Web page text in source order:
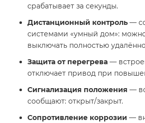
срабатывает за секунды.
Дистанционный контроль —
системами «умный дом»:
выключать полностью
Защита от перегрева —
отключает привод при
Сигнализация положения —
сообщают: открыт/закрыт.
Сопротивление коррозии —